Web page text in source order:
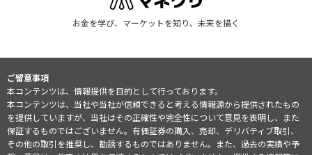
お金を学び、マーケットを知り、未来を描く
ご留意事項
本コンテンツは、情報提供を目的として行っております。
本コンテンツは、当社や当社が信頼できると考える情報源から提供されたもの
を提供していますが、当社はその正確性や完全性について意見を表明し、また
保証するものではございません。有価証券の購入、売却、デリバティブ取引、
その他の取引を推奨し、勧誘するものではありません。また、過去の実績や予